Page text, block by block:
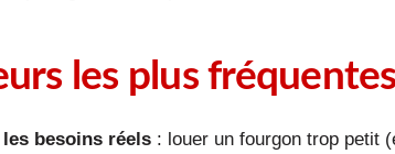
les plus
besoins réels : louer un fourgon trop petit